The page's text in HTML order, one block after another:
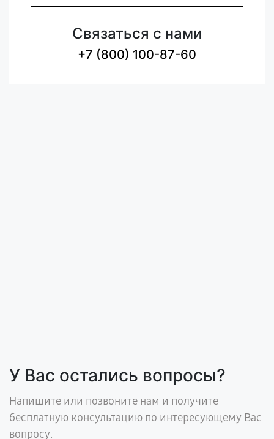
Связаться с нами
+7 (800) 100-87-60
У Вас остались вопросы?
Напишите или позвоните нам и получите
бесплатную консультацию по интересующему Вас
вопросу.